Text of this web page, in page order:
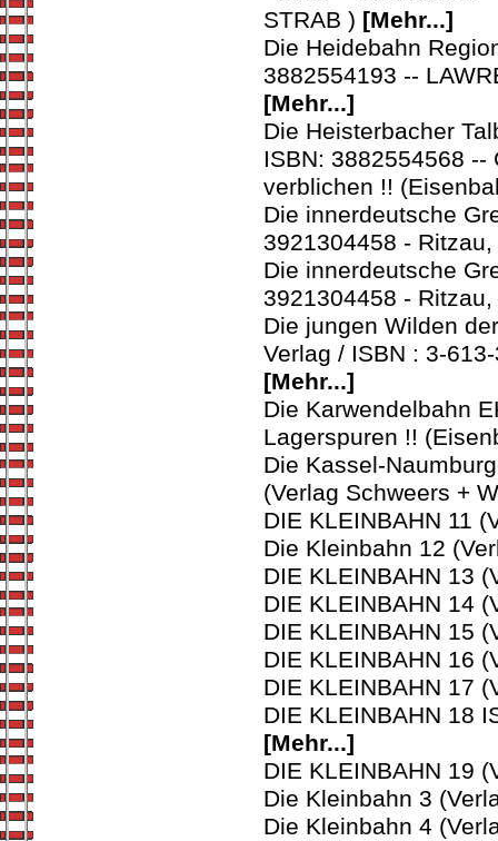
STRAB ) [Mehr...]
Die Heidebahn
3882554193 --
[Mehr...]
Die Heisterbacher
ISBN: 3882554568
verblichen !!
Die innerdeutsche
3921304458 -
Die innerdeutsche
3921304458 -
Die jungen Wilden
Verlag / ISBN : 3-
[Mehr...]
Die Karwendelbahn
Lagerspuren !!
Die Kassel-
(Verlag Schweers +
DIE KLEINBAHN 11
Die Kleinbahn 12
DIE KLEINBAHN 13
DIE KLEINBAHN 14
DIE KLEINBAHN 15
DIE KLEINBAHN 16
DIE KLEINBAHN 17
DIE KLEINBAHN 18
[Mehr...]
DIE KLEINBAHN 19
Die Kleinbahn 3
Die Kleinbahn 4